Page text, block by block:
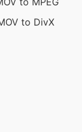
to DivX